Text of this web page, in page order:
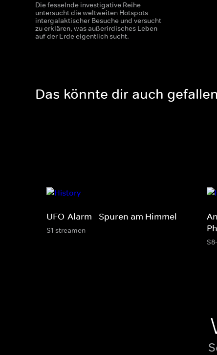
Die fesselnde investigative Reihe
untersucht die weltweiten Hotspots
intergalaktischer Besuche und versucht
zu erklären, was außerirdisches Leben
auf der Erde eigentlich sucht.
Das könnte dir auch gefallen
UFO-Alarm - Spuren am Himmel
S1 streamen